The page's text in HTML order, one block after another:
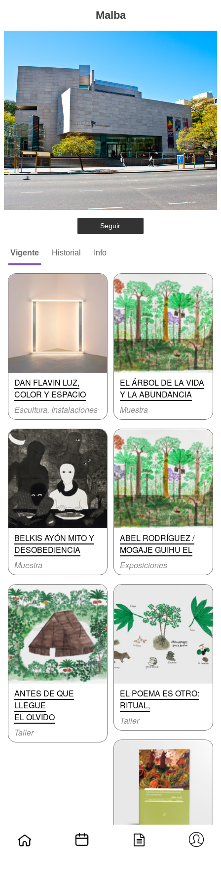
Malba
Seguir
Vigente Historial Info
DAN FLAVIN LUZ,
COLOR Y ESPACIO
Escultura, Instalaciones
EL ÁRBOL DE LA VIDA
Y LA ABUNDANCIA
Muestra
BELKIS AYÓN MITO Y
DESOBEDIENCIA
Muestra
ABEL RODRÍGUEZ /
MOGAJE GUIHU EL
Exposiciones
ANTES DE QUE
LLEGUE
EL OLVIDO
Taller
EL POEMA ES OTRO:
RITUAL,
Taller
LITERATURAS